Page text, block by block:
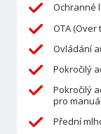
Ochranné
OTA (Over
Ovládání
Pokročilý
Pokročilý
pro
Přední